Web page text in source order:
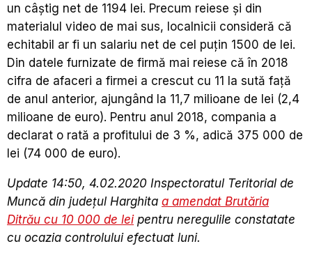
un câştig net de 1194 lei. Precum reiese şi din
materialul video de mai sus, localnicii consideră că
echitabil ar fi un salariu net de cel puţin 1500 de lei.
Din datele furnizate de firmă mai reiese că în 2018
cifra de afaceri a firmei a crescut cu 11 la sută faţă
de anul anterior, ajungând la 11,7 milioane de lei (2,4
milioane de euro). Pentru anul 2018, compania a
declarat o rată a profitului de 3 %, adică 375 000 de
lei (74 000 de euro).
Update 14:50, 4.02.2020 Inspectoratul Teritorial de
Muncă din judeţul Harghita a amendat Brutăria
Ditrău cu 10 000 de leipentru neregulile constatate
cu ocazia controlului efectuat luni.